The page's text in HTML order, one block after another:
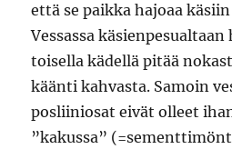
että se paikka hajoaa
Vessassa
toisella kädellä pitää
käänti kahvasta. Samoin
posliiniosat eivät olleet
”kakussa”